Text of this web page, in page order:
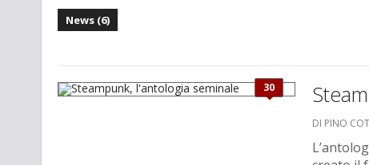
News (6)
30
DI PINO